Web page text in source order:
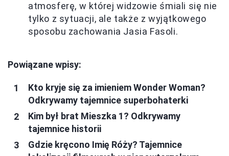
atmosferę, w której widzowie śmiali się nie
tylko z sytuacji, ale także z wyjątkowego
sposobu zachowania Jasia Fasoli.
Powiązane wpisy:
Kto kryje się za imieniem Wonder Woman?
Odkrywamy tajemnice superbohaterki
Kim był brat Mieszka 1? Odkrywamy
tajemnice historii
Gdzie kręcono Imię Róży? Tajemnice